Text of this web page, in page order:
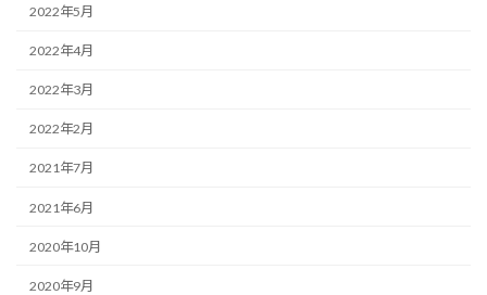
2022年5月
2022年4月
2022年3月
2022年2月
2021年7月
2021年6月
2020年10月
2020年9月